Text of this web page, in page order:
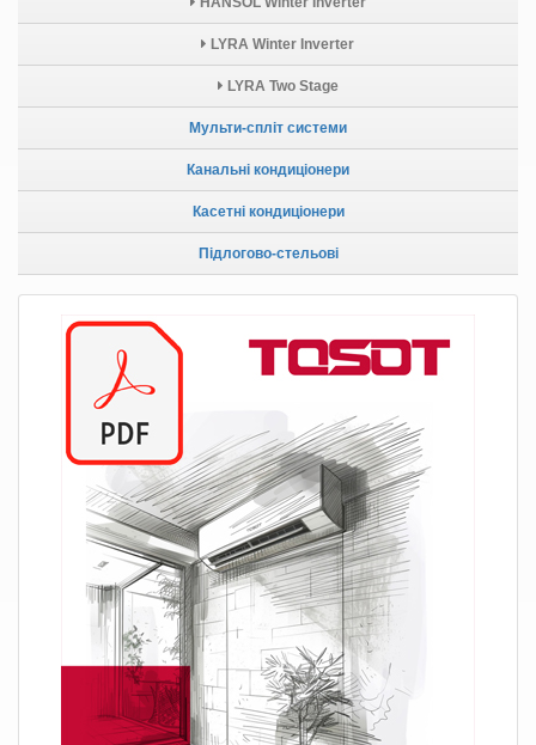
LYRA Winter Inverter
LYRA Two Stage
Мульти-спліт системи
Канальні кондиціонери
Касетні кондиціонери
Підлогово-стельові